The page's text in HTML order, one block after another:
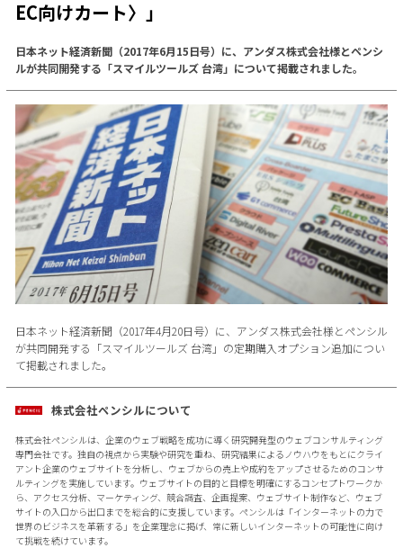
EC向けカート〉」
日本ネット経済新聞（2017年6月15日号）に、アンダス株式会社様とペンシ
ルが共同開発する「スマイルツールズ 台湾」について掲載されました。
日本ネット経済新聞（2017年4月20日号）に、アンダス株式会社様とペンシル
が共同開発する「スマイルツールズ 台湾」の定期購入オプション追加につい
て掲載されました。
株式会社ペンシルについて
株式会社ペンシルは、企業のウェブ戦略を成功に導く研究開発型のウェブコンサルティング
専門会社です。独自の視点から実験や研究を重ね、研究結果によるノウハウをもとにクライ
アント企業のウェブサイトを分析し、ウェブからの売上や成約をアップさせるためのコンサ
ルティングを実施しています。ウェブサイトの目的と目標を明確にするコンセプトワークか
ら、アクセス分析、マーケティング、競合調査、企画提案、ウェブサイト制作など、ウェブ
サイトの入口から出口までを総合的に支援しています。ペンシルは「インターネットの力で
世界のビジネスを革新する」を企業理念に掲げ、常に新しいインターネットの可能性に向け
て挑戦を続けています。